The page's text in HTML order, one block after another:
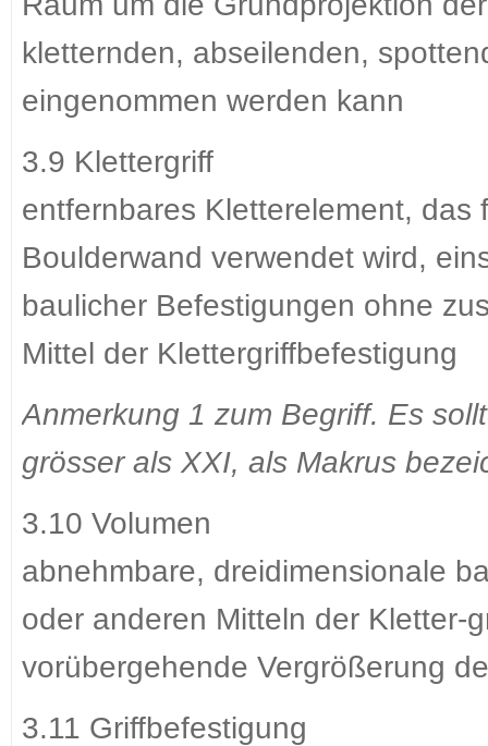
kletternden, abseilenden,
eingenommen werden kann
3.9 Klettergriff
entfernbares Kletterelement, das
Boulderwand verwendet wird,
baulicher Befestigungen ohne
Mittel der Klettergriffbefestigung
Anmerkung 1 zum Begriff. Es
grösser als XXI, als Makrus
3.10 Volumen
abnehmbare, dreidimensionale
oder anderen Mitteln der Kletter-
vorübergehende Vergrößerung
3.11 Griffbefestigung